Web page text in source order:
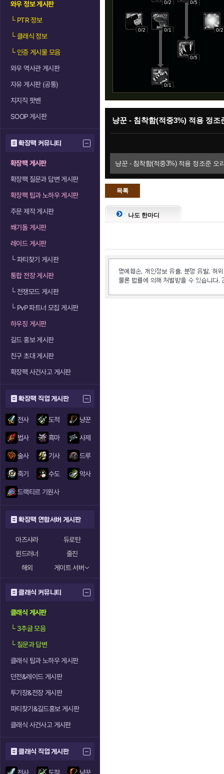
와우 정보 게시판
└PTR 정보
└클래식 정보
└인증 게시물 모음
와우 역사관 게시판
자유 게시판 (공통)
치지직 팟벤
SOOP 게시판
확장팩 커뮤니티
확장팩 게시판
확장팩 질문과 답변 게시판
확장팩 팁과 노하우 게시판
주문 제작 게시판
쐐기돌 게시판
레이드 게시판
└파티찾기 게시판
통합 전장 게시판
└전쟁모드 게시판
└PvP 파트너 모집 게시판
하우징 게시판
길드 홍보 게시판
친구 초대 게시판
확장팩 사건사고 게시판
확장팩 직업 게시판
전사 도적 냥꾼
법사 흑마 사제
술사 기사 드루
죽기 수도 악사
드랙티르 기원사
확장팩 연합서버 게시판
아즈샤라
듀로탄
윈드러너
줄진
해외
게이트 서버
클래식 커뮤니티
클래식 게시판
└3추글 모음
└질문과 답변
클래식 팁과 노하우 게시판
던전&레이드 게시판
투기장&전장 게시판
파티찾기&길드홍보 게시판
클래식 사건사고 게시판
클래식 직업 게시판
0/2 0/5
0/2 0/1 0/2
0/5
0/1
냥꾼 - 침착함(적중3%) 적용 정조
냥꾼 - 침착함(적중3%) 적용 정조준 오
목록
으로
나도 한마디